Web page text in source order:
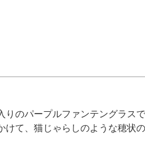
りのパープルファンテングラス
けて、猫じゃらしのような穂状